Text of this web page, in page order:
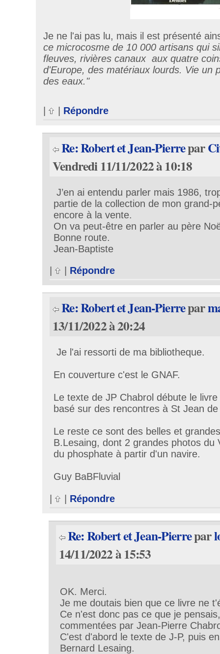
Je ne l'ai pas lu, mais il est présenté
ce microcosme de 10 000 artisans qui
fleuves, rivières canaux aux quatre
d'Europe, des matériaux lourds. Vie un
des eaux."
| Répondre
Re: Robert et Jean-Pierrepar
Vendredi 11/11/2022 à 10:18
J’en ai entendu parler mais 1986,
partie de la collection de mon grand-
encore à la vente.
On va peut-être en parler au père
Bonne route.
Jean-Baptiste
| Répondre
Re: Robert et Jean-Pierrepar
13/11/2022 à 20:24
Je l'ai ressorti de ma bibliotheque.
En couverture c'est le GNAF.
Le texte de JP Chabrol débute le
basé sur des rencontres à St Jean
Le reste ce sont des belles et
B.Lesaing, dont 2 grandes photos du
du phosphate à partir d'un navire.
Guy BaBFluvial
| Répondre
Re: Robert et Jean-Pierrepar
14/11/2022 à 15:53
OK. Merci.
Je me doutais bien que ce livre ne
Ce n'est donc pas ce que je
commentées par Jean-Pierre
C'est d'abord le texte de J-P, puis
Bernard Lesaing.